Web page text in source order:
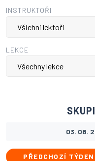
INSTRUKTOŘI
LEKCE
PŘEDCHOZÍ TÝDEN
03. 08.